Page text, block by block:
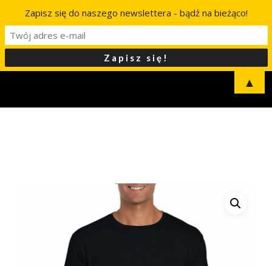
Zapisz się do naszego newslettera - bądź na bieżąco!
▲